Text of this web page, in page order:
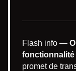
Flash info —
promet de